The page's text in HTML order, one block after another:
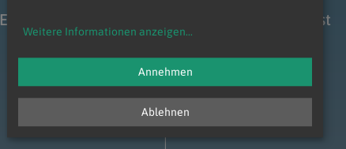
Entwicklungsraum Dekanat Laa-Gaubitsch West
Weitere Informationen anzeigen...
Ablehnen
Annehmen